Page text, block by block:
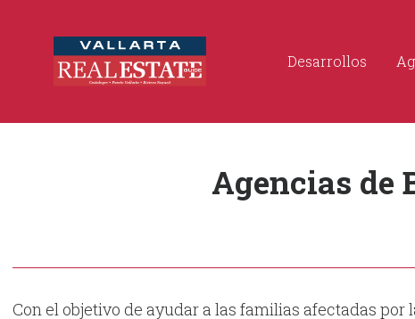
Desarrollos
Agencias de
Con el objetivo de ayudar a las familias afectadas